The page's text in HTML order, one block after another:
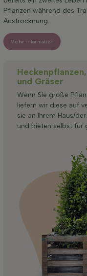
Pflanzen während des
Austrocknung.
Mehr information
und Gräser
Wenn Sie große
liefern wir diese auf
sie an Ihrem Haus/
und bieten selbst für